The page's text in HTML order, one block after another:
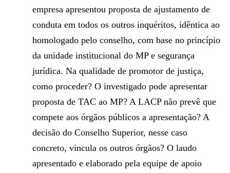
empresa apresentou proposta de ajustamento de
conduta em todos os outros inquéritos, idêntica ao
homologado pelo conselho, com base no princípio
da unidade institucional do MP e segurança
jurídica. Na qualidade de promotor de justiça,
como proceder? O investigado pode apresentar
proposta de TAC ao MP? A LACP não prevê que
compete aos órgãos públicos a apresentação? A
decisão do Conselho Superior, nesse caso
concreto, vincula os outros órgãos? O laudo
apresentado e elaborado pela equipe de apoio